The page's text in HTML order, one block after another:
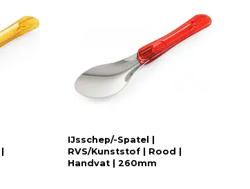
IJsschep/-Spatel |
RVS/Kunststof | Rood |
Handvat | 260mm